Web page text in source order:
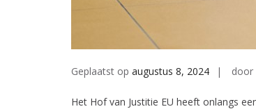
Geplaatst op augustus 8, 2024 door
Het Hof van Justitie EU heeft onlangs